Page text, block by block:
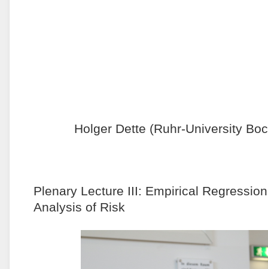
Holger Dette (Ruhr-University
Plenary Lecture III: Empirical
Analysis of Risk